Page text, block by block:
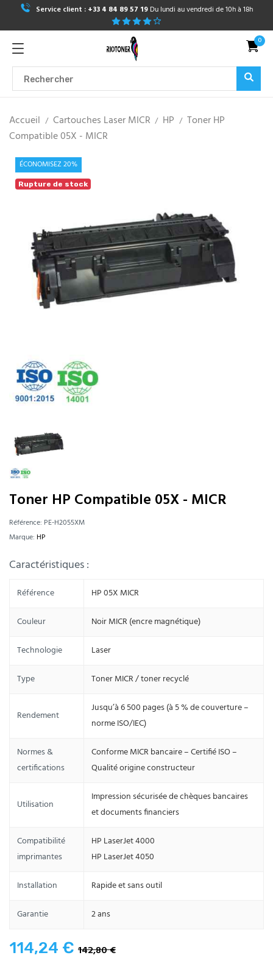
Service client : +33 4 84 89 57 19 Du lundi au vendredi de 10h à 18h
0
Accueil Cartouches Laser MICR HP
Toner HP
Compatible 05X - MICR
ÉCONOMISEZ 20%
Rupture de stock
Toner HP Compatible 05X - MICR
Référence: PE-H2055XM
Marque: HP
Caractéristiques :
Référence HP 05X MICR
Couleur Noir MICR (encre magnétique)
Technologie Laser
Type Toner MICR / toner recyclé
Rendement
Jusqu’à 6 500 pages (à 5 % de couverture –
norme ISO/IEC)
Normes &
certifications
Conforme MICR bancaire – Certifié ISO –
Qualité origine constructeur
Utilisation
Impression sécurisée de chèques bancaires
et documents financiers
Compatibilité
imprimantes
HP LaserJet 4000
HP LaserJet 4050
Installation Rapide et sans outil
Garantie 2 ans
114,24 € 142,80 €